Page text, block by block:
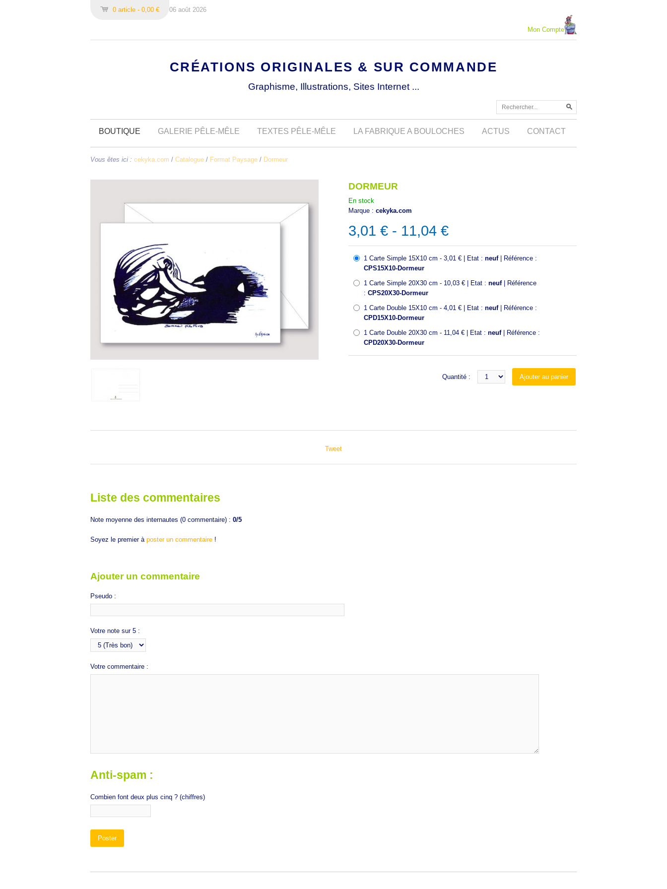
06 août 2026
0 article - 0,00 €
Mon Compte
CRÉATIONS ORIGINALES & SUR COMMANDE
Graphisme, Illustrations, Sites Internet ...
BOUTIQUE GALERIE PÊLE-MÊLE TEXTES PÊLE-MÊLE LA FABRIQUE A BOULOCHES ACTUS CONTACT
Vous êtes ici : cekyka.com / Catalogue / Format Paysage / Dormeur
DORMEUR
En stock
Marque : cekyka.com
3,01 € - 11,04 €
1 Carte Simple 15X10 cm - 3,01 € | Etat : neuf| Référence :
CPS15X10-Dormeur
1 Carte Simple 20X30 cm - 10,03 € | Etat : neuf| Référence
: CPS20X30-Dormeur
1 Carte Double 15X10 cm - 4,01 € | Etat : neuf| Référence :
CPD15X10-Dormeur
1 Carte Double 20X30 cm - 11,04 € | Etat : neuf| Référence :
CPD20X30-Dormeur
Quantité :
Tweet
Liste des commentaires
Note moyenne des internautes (0 commentaire) : 0/5
Soyez le premier à poster un commentaire !
Ajouter un commentaire
Pseudo :
Votre note sur 5 :
Votre commentaire :
Anti-spam :
Combien font deux plus cinq ? (chiffres)